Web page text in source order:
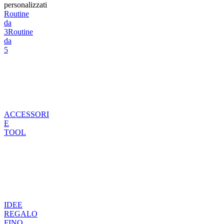
personalizzati
Routine
da
3Routine
da
5
ACCESSORI
E
TOOL
IDEE
REGALO